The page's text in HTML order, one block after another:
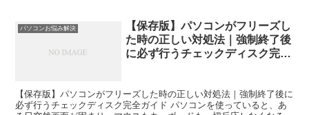
パソコンお悩み解決
【保存版】パソコンがフリーズし
た時の正しい対処法｜強制終了後
に必ず行うチェックディスク完全
【保存版】パソコンがフリーズした時の正しい対処法｜強制終了後に
必ず行うチェックディスク完全ガイド パソコンを使っていると、あ